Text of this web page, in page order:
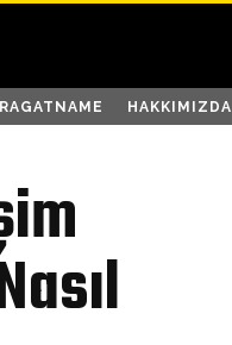
HAKKIMIZDA